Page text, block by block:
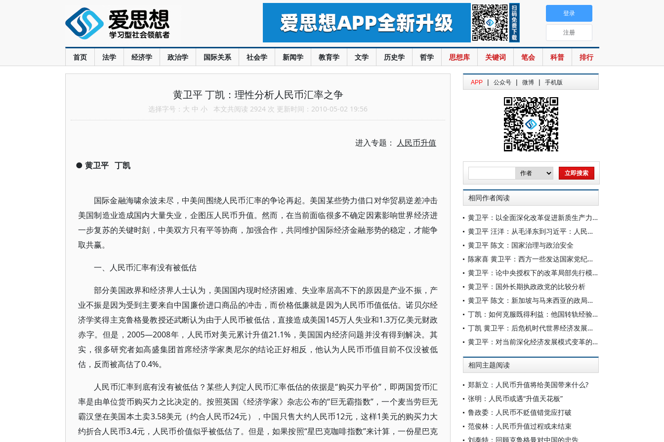
首页 法学 经济学 政治学 国际关系 社会学 新闻学 教育学 文学 历史学 哲学 思想库 关键词 笔会 科普 排行
登录
注册
黄卫平 丁凯：理性分析人民币汇率之争
选择字号： 大 中 小 本文共阅读 2924 次 更新时间：2010-05-02 19:56
进入专题： 人民币升值
● 黄卫平 丁凯
国际金融海啸余波未尽，中美间围绕人民币汇率的争论再起。美国某些势力借口对华贸易逆差冲击
美国制造业造成国内大量失业，企图压人民币升值。然而，在当前面临很多不确定因素影响世界经济进
一步复苏的关键时刻，中美双方只有平等协商，加强合作，共同维护国际经济金融形势的稳定，才能争
取共赢。
一、人民币汇率有没有被低估
部分美国政界和经济界人士认为，美国国内现时经济困难、失业率居高不下的原因是产业不振，产
业不振是因为受到主要来自中国廉价进口商品的冲击，而价格低廉就是因为人民币币值低估。诺贝尔经
济学奖得主克鲁格曼教授还武断认为由于人民币被低估，直接造成美国145万人失业和1.3万亿美元财政
赤字。但是，2005—2008年，人民币对美元累计升值21.1%，美国国内经济问题并没有得到解决。其
实，很多研究者如高盛集团首席经济学家奥尼尔的结论正好相反，他认为人民币币值目前不仅没被低
估，反而被高估了0.4%。
人民币汇率到底有没有被低估？某些人判定人民币汇率低估的依据是“购买力平价”，即两国货币汇
率是由单位货币购买力之比决定的。按照英国《经济学家》杂志公布的“巨无霸指数”，一个麦当劳巨无
霸汉堡在美国本土卖3.58美元（约合人民币24元），中国只售大约人民币12元，这样1美元的购买力大
约折合人民币3.4元，人民币价值似乎被低估了。但是，如果按照“星巴克咖啡指数”来计算，一份星巴克
APP | 公众号 | 微博 | 手机版
相同作者阅读
黄卫平：以全面深化改革促进新质生产力发展
黄卫平 汪洋：从毛泽东到习近平：人民政协理论发展及实践探索
黄卫平 陈文：国家治理与政治安全
陈家喜 黄卫平：西方一些发达国家党纪监督的做法及其启示
黄卫平：论中央授权下的改革局部先行模式
黄卫平：国外长期执政政党的比较分析
黄卫平 陈文：新加坡与马来西亚的政局变化及其启示
丁凯：如何克服既得利益：他国转轨经验借鉴
丁凯 黄卫平：后危机时代世界经济发展格局的不确定性
黄卫平：对当前深化经济发展模式变革的再探讨
相同主题阅读
郑新立：人民币升值将给美国带来什么?
张明：人民币或遇“升值天花板”
鲁政委：人民币不贬值错觉应打破
范俊林：人民币升值过程或未结束
刘泰特：回顾克鲁格曼对中国的忠告